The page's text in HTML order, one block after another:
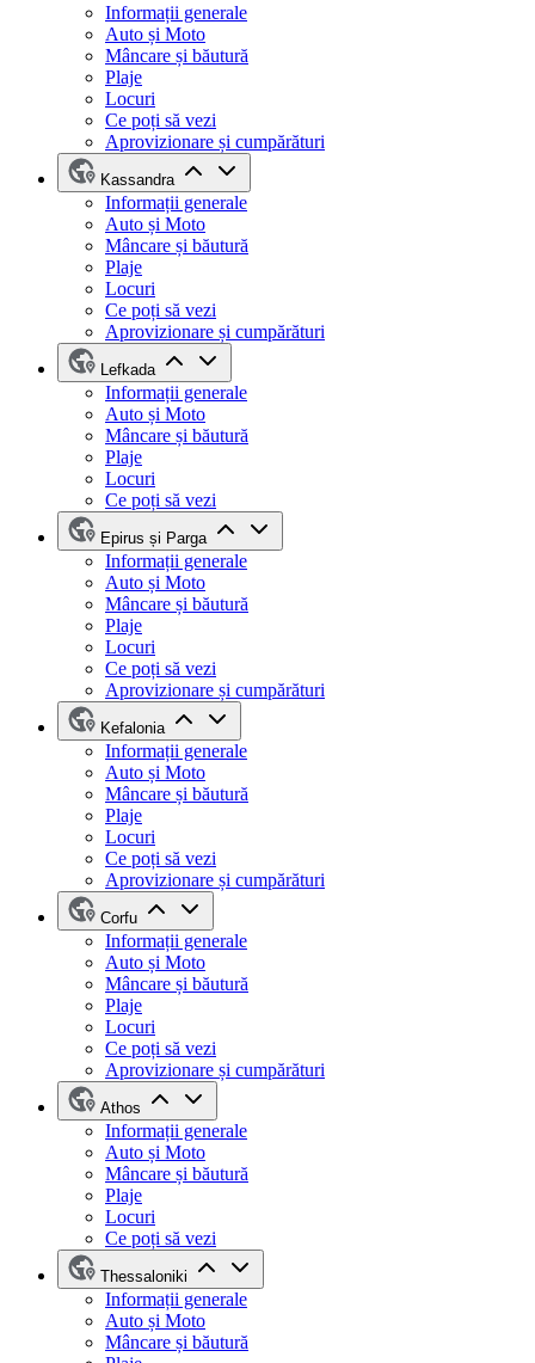
Informații generale
Auto și Moto
Mâncare și băutură
Plaje
Locuri
Ce poți să vezi
Aprovizionare și cumpărături
Kassandra
Informații generale
Auto și Moto
Mâncare și băutură
Plaje
Locuri
Ce poți să vezi
Aprovizionare și cumpărături
Lefkada
Informații generale
Auto și Moto
Mâncare și băutură
Plaje
Locuri
Ce poți să vezi
Epirus și Parga
Informații generale
Auto și Moto
Mâncare și băutură
Plaje
Locuri
Ce poți să vezi
Aprovizionare și cumpărături
Kefalonia
Informații generale
Auto și Moto
Mâncare și băutură
Plaje
Locuri
Ce poți să vezi
Aprovizionare și cumpărături
Corfu
Informații generale
Auto și Moto
Mâncare și băutură
Plaje
Locuri
Ce poți să vezi
Aprovizionare și cumpărături
Athos
Informații generale
Auto și Moto
Mâncare și băutură
Plaje
Locuri
Ce poți să vezi
Thessaloniki
Informații generale
Auto și Moto
Mâncare și băutură